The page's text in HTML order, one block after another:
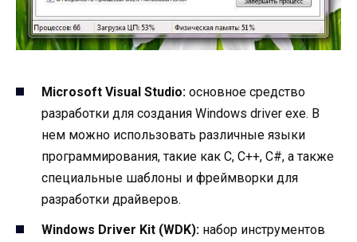
Microsoft Visual Studio: основное средство
разработки для создания Windows driver exe. В
нем можно использовать различные языки
программирования, такие как C, C++, C#, а также
специальные шаблоны и фреймворки для
разработки драйверов.
Windows Driver Kit (WDK): набор инструментов